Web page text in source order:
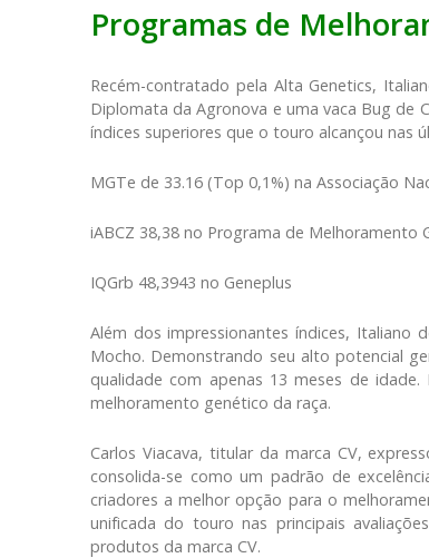
Programas de
Recém-contratado pela Alta Genetics,
Diplomata da Agronova e uma vaca Bug de
índices superiores que o touro alcançou nas
MGTe de 33.16 (Top 0,1%) na Associação
iABCZ 38,38 no Programa de Melhoramento
IQGrb 48,3943 no Geneplus
Além dos impressionantes índices, Italiano
Mocho. Demonstrando seu alto potencial
qualidade com apenas 13 meses de
melhoramento genético da raça.
Carlos Viacava, titular da marca CV,
consolida-se como um padrão de
criadores a melhor opção para o
unificada do touro nas principais
produtos da marca CV.